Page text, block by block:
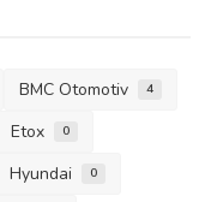
BMC Otomotiv 4
Etox 0
Hyundai 0